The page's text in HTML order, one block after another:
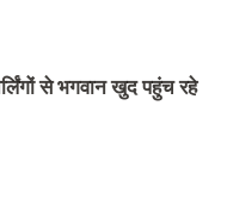
से भगवान खुद पहुंच रहे